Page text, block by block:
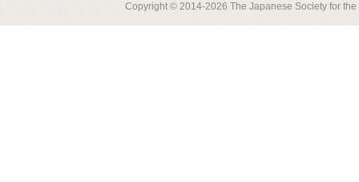
Copyright © 2014-2026 The Japanese Society for